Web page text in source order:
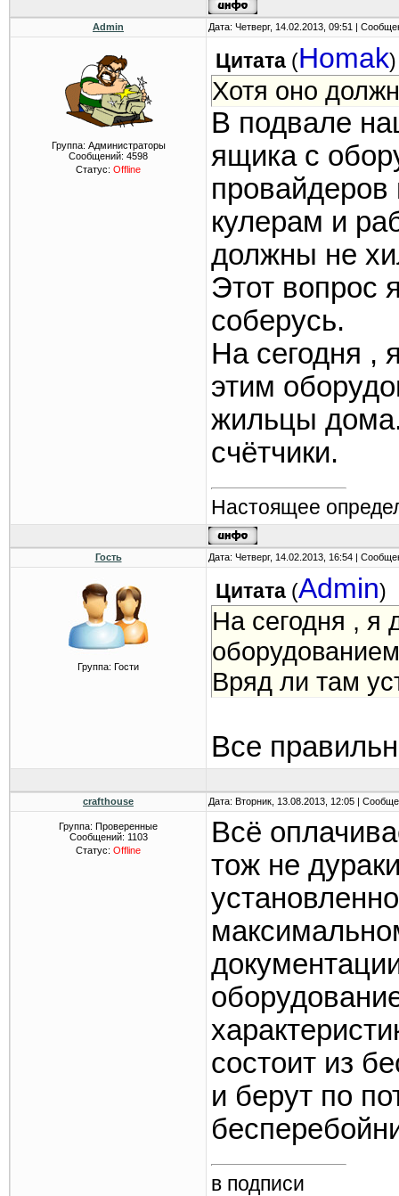
Admin Дата: Четверг, 14.02.2013, 09:51 |
Группа: Администраторы
Сообщений: 4598
Статус: Offline
Цитата (Homak)
Хотя оно
В подвале
ящика с
кулерам и
должны не
Этот вопрос
соберусь.
На сегодня ,
этим
жильцы
счётчики.
Настоящее
Гость Дата: Четверг, 14.02.2013, 16:54 |
Группа: Гости
Цитата (Admin)
На сегодня , я
Вряд ли там
Все
crafthouse Дата: Вторник, 13.08.2013, 12:05 |
Группа: Проверенные
Сообщений: 1103
Статус: Offline
Всё
тож не
состоит из
и берут по
в подписи